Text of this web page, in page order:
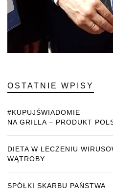
OSTATNIE WPISY
#KUPUJŚWIADOMIE
NA GRILLA – PRODUKT
DIETA W LECZENIU
WĄTROBY
SPÓŁKI SKARBU PAŃSTWA